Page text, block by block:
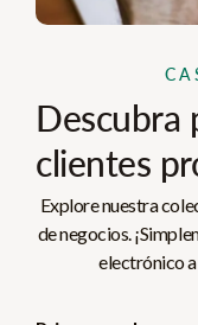
Descubra
clientes
Explore nuestra
de negocios.
electrónico